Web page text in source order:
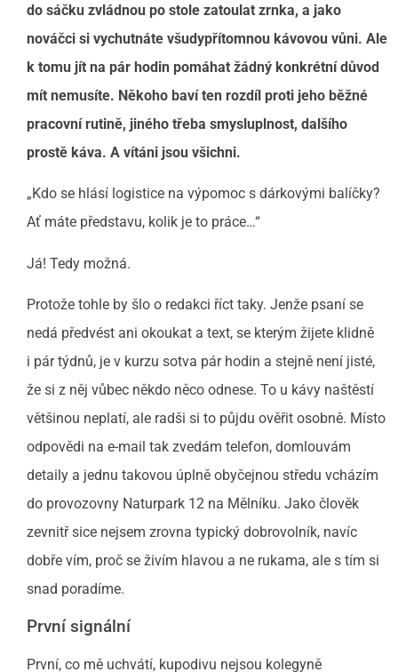
do sáčku zvládnou po stole zatoulat zrnka, a jako
nováčci si vychutnáte všudypřítomnou kávovou vůni. Ale
k tomu jít na pár hodin pomáhat žádný konkrétní důvod
mít nemusíte. Někoho baví ten rozdíl proti jeho běžné
pracovní rutině, jiného třeba smysluplnost, dalšího
prostě káva. A vítáni jsou všichni.
„Kdo se hlásí logistice na výpomoc s dárkovými balíčky?
Ať máte představu, kolik je to práce…“
Já! Tedy možná.
Protože tohle by šlo o redakci říct taky. Jenže psaní se
nedá předvést ani okoukat a text, se kterým žijete klidně
i pár týdnů, je v kurzu sotva pár hodin a stejně není jisté,
že si z něj vůbec někdo něco odnese. To u kávy naštěstí
většinou neplatí, ale radši si to půjdu ověřit osobně. Místo
odpovědi na e-mail tak zvedám telefon, domlouvám
detaily a jednu takovou úplně obyčejnou středu vcházím
do provozovny Naturpark 12 na Mělníku. Jako člověk
zevnitř sice nejsem zrovna typický dobrovolník, navíc
dobře vím, proč se živím hlavou a ne rukama, ale s tím si
snad poradíme.
První signální
První, co mě uchvátí, kupodivu nejsou kolegyně